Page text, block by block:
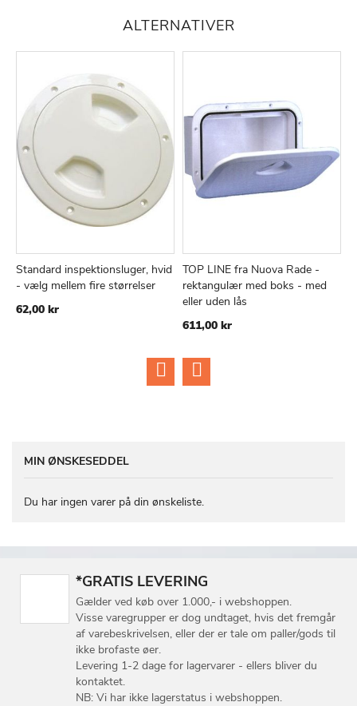
ALTERNATIVER
Læg i kurv
TILFØJSAMMENLIGN
Standard inspektionsluger, hvid
- vælg mellem fire størrelser
62,00 kr
Læg i kurv
TILFØJ
TOP LINE fra Nuova Rade -
rektangulær med boks - med
eller uden lås
611,00 kr
MIN ØNSKESEDDEL
Du har ingen varer på din ønskeliste.
*GRATIS LEVERING
Gælder ved køb over 1.000,- i webshoppen.
Visse varegrupper er dog undtaget, hvis det fremgår
af varebeskrivelsen, eller der er tale om paller/gods til
ikke brofaste øer.
Levering 1-2 dage for lagervarer - ellers bliver du
kontaktet.
NB: Vi har ikke lagerstatus i webshoppen.